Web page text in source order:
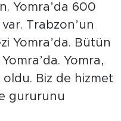
Yomra’da 600
Trabzon’un
Yomra’da. Bütün
Yomra,
Biz de hizmet
gururunu